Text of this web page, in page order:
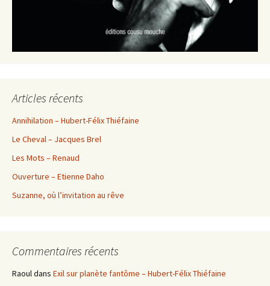
Articles récents
Annihilation – Hubert-Félix Thiéfaine
Le Cheval – Jacques Brel
Les Mots – Renaud
Ouverture – Etienne Daho
Suzanne, où l’invitation au rêve
Commentaires récents
Raouldans Exil sur planète fantôme – Hubert-Félix Thiéfaine